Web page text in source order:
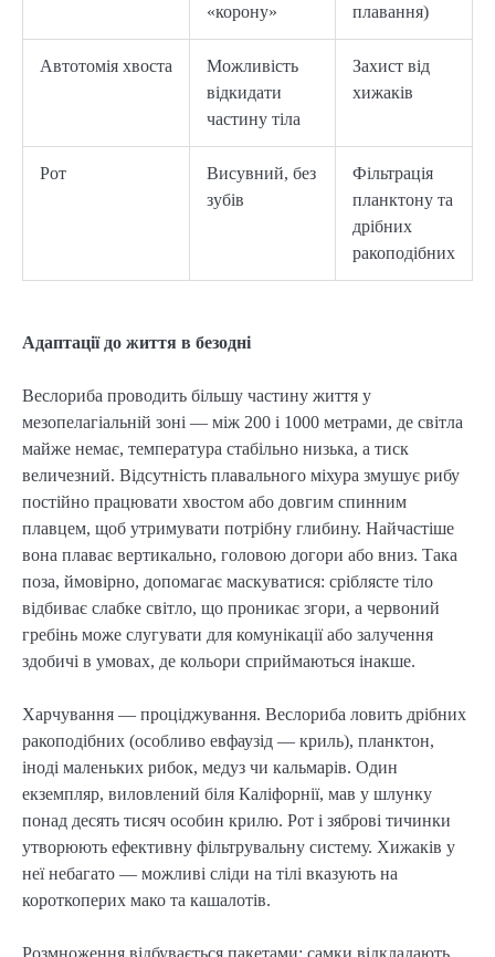
«корону»
плавання)
Автотомія хвоста
Можливість
відкидати
частину тіла
Захист від
хижаків
Рот
Висувний, без
зубів
Фільтрація
планктону та
дрібних
ракоподібних
Адаптації до життя в безодні
Веслориба проводить більшу частину життя у
мезопелагіальній зоні — між 200 і 1000 метрами, де світла
майже немає, температура стабільно низька, а тиск
величезний. Відсутність плавального міхура змушує рибу
постійно працювати хвостом або довгим спинним
плавцем, щоб утримувати потрібну глибину. Найчастіше
вона плаває вертикально, головою догори або вниз. Така
поза, ймовірно, допомагає маскуватися: сріблясте тіло
відбиває слабке світло, що проникає згори, а червоний
гребінь може слугувати для комунікації або залучення
здобичі в умовах, де кольори сприймаються інакше.
Харчування — проціджування. Веслориба ловить дрібних
ракоподібних (особливо евфаузід — криль), планктон,
іноді маленьких рибок, медуз чи кальмарів. Один
екземпляр, виловлений біля Каліфорнії, мав у шлунку
понад десять тисяч особин крилю. Рот і зяброві тичинки
утворюють ефективну фільтрувальну систему. Хижаків у
неї небагато — можливі сліди на тілі вказують на
короткоперих мако та кашалотів.
Розмноження відбувається пакетами: самки відкладають